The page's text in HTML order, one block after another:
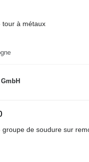
tour à métaux
groupe de soudure sur